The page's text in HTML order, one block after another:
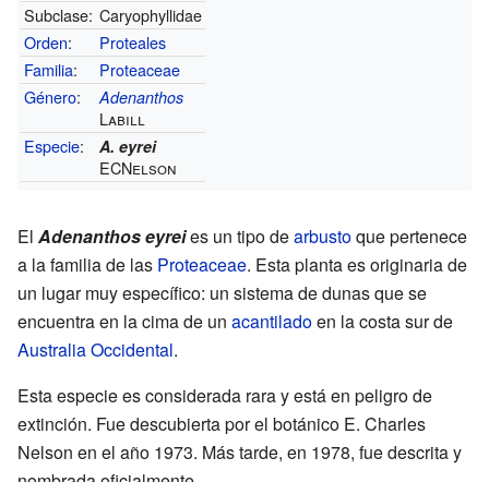
Subclase: Caryophyllidae
Orden:
Proteales
Familia:
Proteaceae
Género: Adenanthos
Labill
Especie: A. eyrei
ECNelson
El Adenanthos eyreies un tipo dearbustoque pertenece
a la familia de las Proteaceae. Esta planta es originaria de
un lugar muy específico: un sistema de dunas que se
encuentra en la cima de un acantiladoen la costa sur de
Australia Occidental.
Esta especie es considerada rara y está en peligro de
extinción. Fue descubierta por el botánico E. Charles
Nelson en el año 1973. Más tarde, en 1978, fue descrita y